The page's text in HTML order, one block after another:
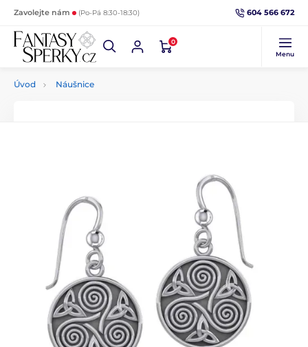
Zavolejte nám (Po-Pá 8:30-18:30) 604 566 672
0
Menu
Úvod Náušnice